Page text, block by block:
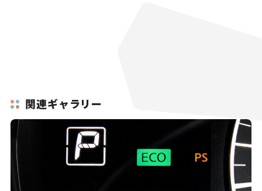
関連ギャラリー